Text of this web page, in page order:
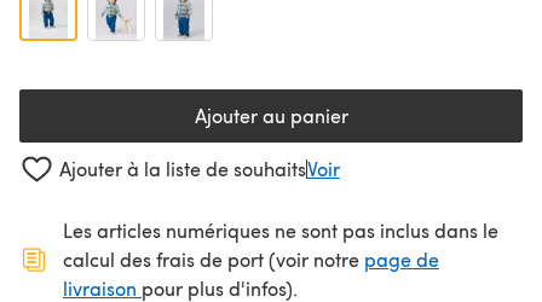
Ajouter au panier
Ajouter à la liste de souhaitsVoir
Les articles numériques ne sont pas inclus dans le
calcul des frais de port (voir notre page de
livraison (s'ouvre dans un nouvel onglet)
pour plus d'infos).